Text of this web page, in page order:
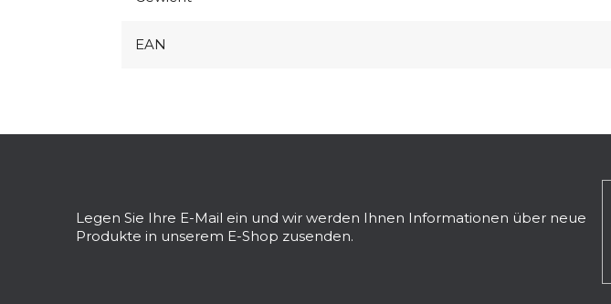
EAN
Legen Sie Ihre E-Mail ein und wir werden Ihnen Informationen über neue
Produkte in unserem E-Shop zusenden.